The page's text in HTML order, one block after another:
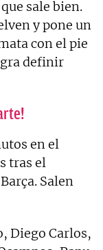
sale bien.
y pone un
con el pie
definir
en el
tras el
Salen
Diego Carlos,